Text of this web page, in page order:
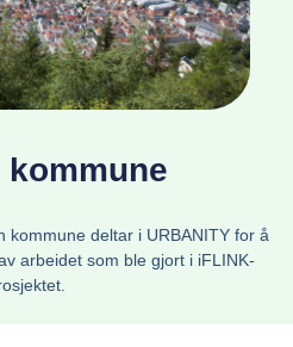
kommune
kommune deltar i URBANITY for å
arbeidet som ble gjort i iFLINK-